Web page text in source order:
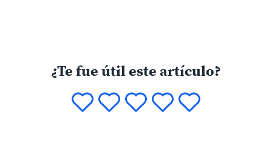
¿Te fue útil este artículo?